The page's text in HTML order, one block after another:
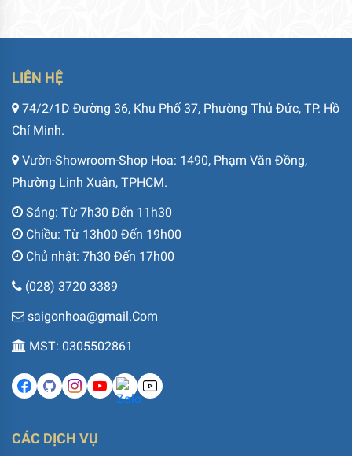
LIÊN HỆ
74/2/1D Đường 36, Khu Phố 37, Phường Thủ Đức, TP. Hồ
Chí Minh.
Vườn-Showroom-Shop Hoa: 1490, Phạm Văn Đồng,
Phường Linh Xuân, TPHCM.
Sáng: Từ 7h30 Đến 11h30
Chiều: Từ 13h00 Đến 19h00
Chủ nhật: 7h30 Đến 17h00
(028) 3720 3389
saigonhoa@gmail.Com
MST: 0305502861
CÁC DỊCH VỤ